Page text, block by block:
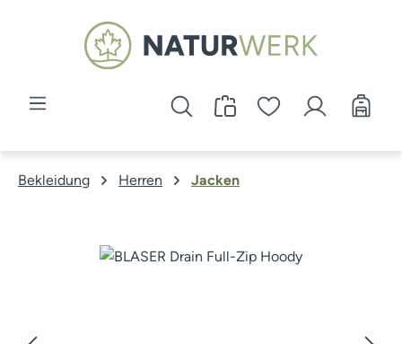
Zum Hauptinhalt springen
Bekleidung Herren Jacken
Bildergalerie überspringen